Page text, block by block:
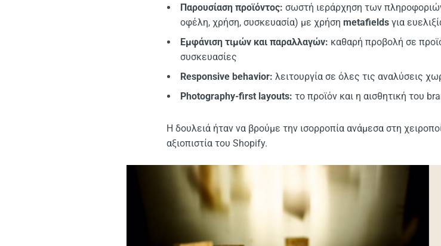
Παρουσίαση προϊόντος: σωστή ιεράρχηση των
οφέλη, χρήση, συσκευασία) με χρήσηmetafields για
Εμφάνιση τιμών και παραλλαγών: καθαρή προβολή σε
συσκευασίες
Responsive behavior: λειτουργία σε όλες τις αναλύσεις
Photography-first layouts: το προϊόν και η αισθητική του
Η δουλειά ήταν να βρούμε την ισορροπία ανάμεσα στη
αξιοπιστία του Shopify.